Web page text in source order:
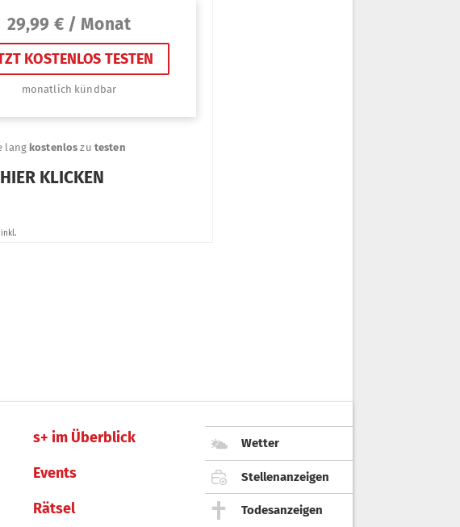
s+ im Überblick
Events
Rätsel
Wetter
Stellenanzeigen
Todesanzeigen